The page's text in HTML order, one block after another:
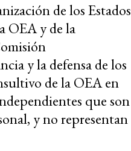
de los Estados
OEA y de la
y la defensa de los
de la OEA en
que son
y no representan